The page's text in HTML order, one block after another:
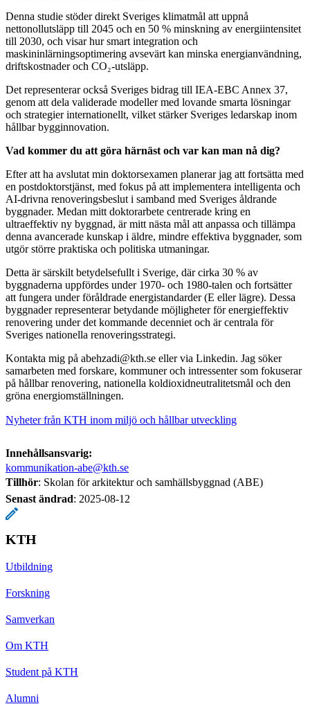
Denna studie stöder direkt Sveriges klimatmål att uppnå
nettonollutsläpp till 2045 och en 50 % minskning av energiintensitet
till 2030, och visar hur smart integration och
maskininlärningsoptimering avsevärt kan minska energianvändning,
driftskostnader och CO₂-utsläpp.
Det representerar också Sveriges bidrag till IEA-EBC Annex 37,
genom att dela validerade modeller med lovande smarta lösningar
och strategier internationellt, vilket stärker Sveriges ledarskap inom
hållbar bygginnovation.
Vad kommer du att göra härnäst och var kan man nå dig?
Efter att ha avslutat min doktorsexamen planerar jag att fortsätta med
en postdoktorstjänst, med fokus på att implementera intelligenta och
AI-drivna renoveringsbeslut i samband med Sveriges åldrande
byggnader. Medan mitt doktorarbete centrerade kring en
ultraeffektiv ny byggnad, är mitt nästa mål att anpassa och tillämpa
denna avancerade kunskap i äldre, mindre effektiva byggnader, som
utgör större praktiska och politiska utmaningar.
Detta är särskilt betydelsefullt i Sverige, där cirka 30 % av
byggnaderna uppfördes under 1970- och 1980-talen och fortsätter
att fungera under föråldrade energistandarder (E eller lägre). Dessa
byggnader representerar betydande möjligheter för energieffektiv
renovering under det kommande decenniet och är centrala för
Sveriges nationella renoveringsstrategi.
Kontakta mig på abehzadi@kth.se eller via Linkedin. Jag söker
samarbeten med forskare, kommuner och intressenter som fokuserar
på hållbar renovering, nationella koldioxidneutralitetsmål och den
gröna energiomställningen.
Nyheter från KTH inom miljö och hållbar utveckling
Innehållsansvarig:
kommunikation-abe@kth.se
Tillhör: Skolan för arkitektur och samhällsbyggnad (ABE)
Senast ändrad: 2025-08-12
KTH
Utbildning
Forskning
Samverkan
Om KTH
Student på KTH
Alumni